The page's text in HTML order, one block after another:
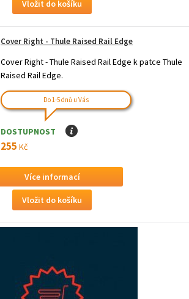
Cover Right - Thule Raised Rail Edge
Cover Right - Thule Raised Rail Edge k patce Thule
Raised Rail Edge.
Do 1-5 dnů u Vás
DOSTUPNOST I
255 Kč
Více informací